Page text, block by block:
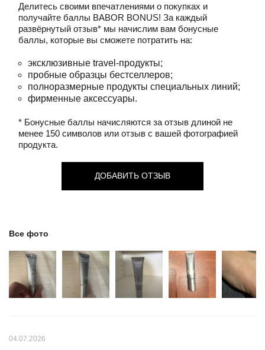
Делитесь своими впечатлениями о покупках и
получайте баллы BABOR BONUS! За каждый
развёрнутый отзыв* мы начислим вам бонусные
баллы, которые вы сможете потратить на:
эксклюзивные travel-продукты;
пробные образцы бестселлеров;
полноразмерные продукты специальных линий;
фирменные аксессуары.
* Бонусные баллы начисляются за отзыв длиной не
менее 150 символов или отзыв с вашей фотографией
продукта.
ДОБАВИТЬ ОТЗЫВ
Все фото
04.07.2026